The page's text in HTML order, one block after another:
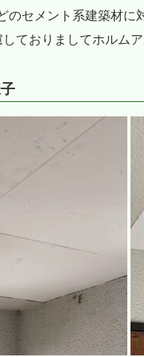
のセメント系建築材に
しておりましてホル